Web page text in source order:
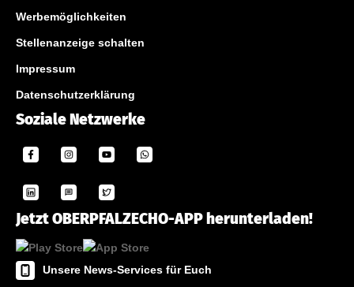
Werbemöglichkeiten
Stellenanzeige schalten
Impressum
Datenschutzerklärung
Soziale Netzwerke
Jetzt OBERPFALZECHO-APP herunterladen!
Unsere News-Services für Euch